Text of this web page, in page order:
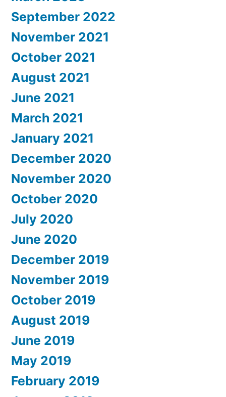
September 2022
November 2021
October 2021
August 2021
June 2021
March 2021
January 2021
December 2020
November 2020
October 2020
July 2020
June 2020
December 2019
November 2019
October 2019
August 2019
June 2019
May 2019
February 2019